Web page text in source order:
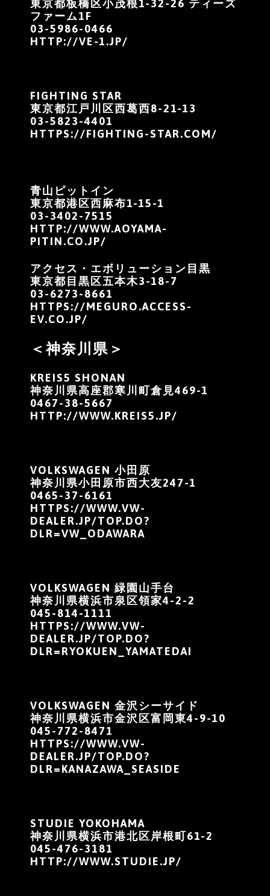
東京都板橋区小茂根1-32-26 ティーズ
ファーム1F
03-5986-0466
HTTP://VE-1.JP/
FIGHTING STAR
東京都江戸川区西葛西8-21-13
03-5823-4401
HTTPS://FIGHTING-STAR.COM/
青山ピットイン
東京都港区西麻布1-15-1
03-3402-7515
HTTP://WWW.AOYAMA-
PITIN.CO.JP/
アクセス・エボリューション目黒
東京都目黒区五本木3-18-7
03-6273-8661
HTTPS://MEGURO.ACCESS-
EV.CO.JP/
＜神奈川県＞
KREIS5 SHONAN
神奈川県高座郡寒川町倉見469-1
0467-38-5667
HTTP://WWW.KREIS5.JP/
VOLKSWAGEN 小田原
神奈川県小田原市西大友247-1
0465-37-6161
HTTPS://WWW.VW-
DEALER.JP/TOP.DO?
DLR=VW_ODAWARA
VOLKSWAGEN 緑園山手台
神奈川県横浜市泉区領家4-2-2
045-814-1111
HTTPS://WWW.VW-
DEALER.JP/TOP.DO?
DLR=RYOKUEN_YAMATEDAI
VOLKSWAGEN 金沢シーサイド
神奈川県横浜市金沢区富岡東4-9-10
045-772-8471
HTTPS://WWW.VW-
DEALER.JP/TOP.DO?
DLR=KANAZAWA_SEASIDE
STUDIE YOKOHAMA
神奈川県横浜市港北区岸根町61-2
045-476-3181
HTTP://WWW.STUDIE.JP/